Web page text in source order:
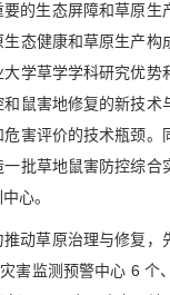
的生态屏障和草原生
态健康和草原生产构
学草学学科研究优势
鼠害地修复的新技术
害评价的技术瓶颈。
批草地鼠害防控综合
心。
动草原治理与修复，
害监测预警中心 6 个